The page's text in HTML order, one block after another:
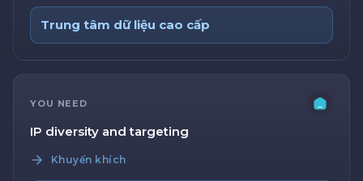
Trung tâm dữ liệu cao cấp
YOU NEED
IP diversity and targeting
Khuyến khích